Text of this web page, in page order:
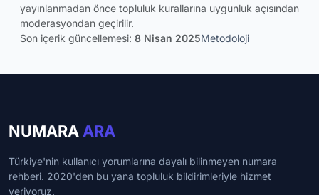
yayınlanmadan önce topluluk kurallarına uygunluk açısından
moderasyondan geçirilir.
Son içerik güncellemesi: 8 Nisan 2025Metodoloji
NUMARA ARA
Türkiye'nin kullanıcı yorumlarına dayalı bilinmeyen numara
rehberi. 2020'den bu yana topluluk bildirimleriyle hizmet
veriyoruz.